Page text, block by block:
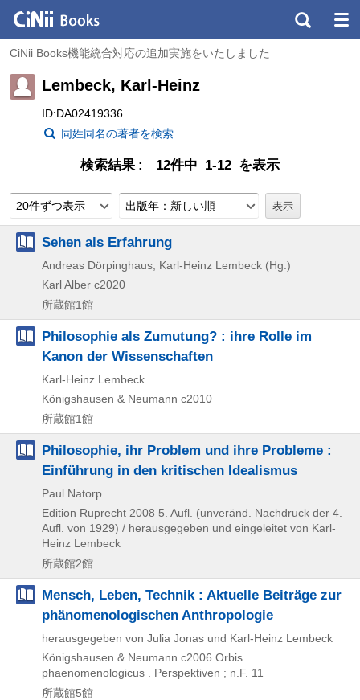
CiNii Books機能統合対応の追加実施をいたしました
Lembeck, Karl-Heinz
ID:DA02419336
同姓同名の著者を検索
検索結果 12件中 1-12 を表示
20件ずつ表示 出版年：新しい順
Sehen als Erfahrung
Andreas Dörpinghaus, Karl-Heinz Lembeck (Hg.)
Karl Alber c2020
所蔵館1館
Philosophie als Zumutung? : ihre Rolle im
Kanon der Wissenschaften
Karl-Heinz Lembeck
Königshausen & Neumann c2010
所蔵館1館
Philosophie, ihr Problem und ihre Probleme :
Einführung in den kritischen Idealismus
Paul Natorp
Edition Ruprecht 2008 5. Aufl. (unveränd. Nachdruck der 4.
Aufl. von 1929) / herausgegeben und eingeleitet von Karl-
Heinz Lembeck
所蔵館2館
Mensch, Leben, Technik : Aktuelle Beiträge zur
phänomenologischen Anthropologie
herausgegeben von Julia Jonas und Karl-Heinz Lembeck
Königshausen & Neumann c2006 Orbis
phaenomenologicus . Perspektiven ; n.F. 11
所蔵館5館